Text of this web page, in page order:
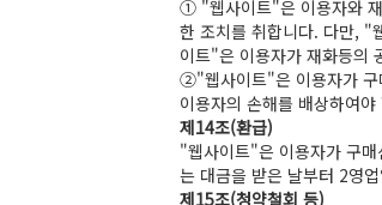
① "웹사이트"은 이용자와 재
한 조치를 취합니다. 다만, "
이트"은 이용자가 재화등의
②"웹사이트"은 이용자가 구
이용자의 손해를 배상하여
제14조(환급)
"웹사이트"은 이용자가 구
는 대금을 받은 날부터 2영
제15조(청약철회 등)